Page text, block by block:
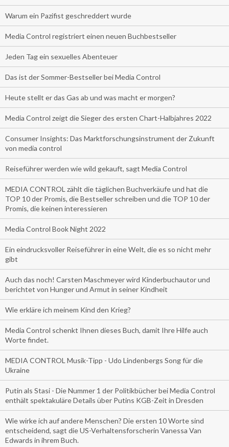
Warum ein Pazifist geschreddert wurde
Media Control registriert einen neuen Buchbestseller
Jeden Tag ein sexuelles Abenteuer
Das ist der Sommer-Bestseller bei Media Control
Heute stellt er das Gas ab und was macht er morgen?
Media Control zeigt die Sieger des ersten Chart-Halbjahres 2022
Consumer Insights: Das Marktforschungsinstrument der Zukunft
von media control
Reiseführer werden wie wild gekauft, sagt Media Control
MEDIA CONTROL zählt die täglichen Buchverkäufe und hat die
TOP 10 der Promis, die Bestseller schreiben und die TOP 10 der
Promis, die keinen interessieren
Media Control Book Night 2022
Ein eindrucksvoller Reiseführer in eine Welt, die es so nicht mehr
gibt
Auch das noch! Carsten Maschmeyer wird Kinderbuchautor und
berichtet von Hunger und Armut in seiner Kindheit
Wie erkläre ich meinem Kind den Krieg?
Media Control schenkt Ihnen dieses Buch, damit Ihre Hilfe auch
Worte findet.
MEDIA CONTROL Musik-Tipp - Udo Lindenbergs Song für die
Ukraine
Putin als Stasi - Die Nummer 1 der Politikbücher bei Media Control
enthält spektakuläre Details über Putins KGB-Zeit in Dresden
Wie wirke ich auf andere Menschen? Die ersten 10 Worte sind
entscheidend, sagt die US-Verhaltensforscherin Vanessa Van
Edwards in ihrem Buch.